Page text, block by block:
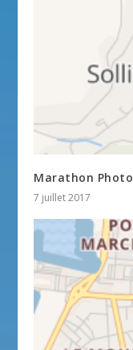
Marathon Photo
7 juillet 2017